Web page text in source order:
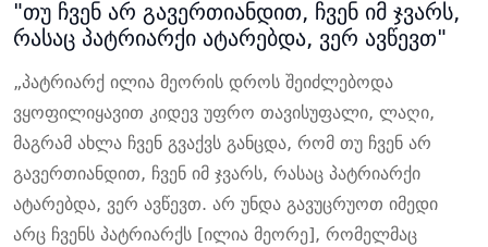
"თუ ჩვენ არ გავერთიანდით, ჩვენ იმ ჯვარს,
რასაც პატრიარქი ატარებდა, ვერ ავწევთ"
„პატრიარქ ილია მეორის დროს შეიძლებოდა
ვყოფილიყავით კიდევ უფრო თავისუფალი, ლაღი,
მაგრამ ახლა ჩვენ გვაქვს განცდა, რომ თუ ჩვენ არ
გავერთიანდით, ჩვენ იმ ჯვარს, რასაც პატრიარქი
ატარებდა, ვერ ავწევთ. არ უნდა გავუცრუოთ იმედი
არც ჩვენს პატრიარქს [ილია მეორე], რომელმაც